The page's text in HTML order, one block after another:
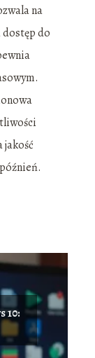
na
dostęp do
jakość
10: